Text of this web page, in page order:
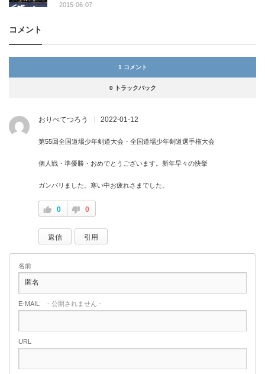
2015-06-07
コメント
1 コメント
0 トラックバック
おりべてつろう 2022-01-12
第55回全国道場少年剣道大会・全国道場少年剣道選手権大会
個人戦・準優勝・おめでとうございます。新年早々の快挙
ガンバリました。寒い中お疲れさまでした。
0 0
返信 引用
名前
E-MAIL - 公開されません -
URL